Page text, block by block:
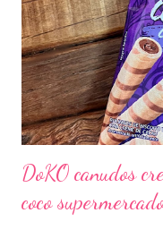
DoKO canudos
coco